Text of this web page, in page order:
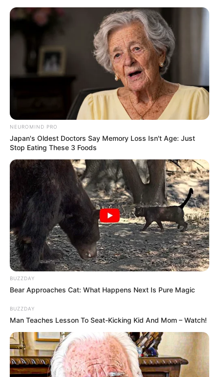
NEUROMIND PRO
Japan's Oldest Doctors Say Memory Loss Isn't Age: Just
Stop Eating These 3 Foods
BUZZDAY
Bear Approaches Cat: What Happens Next Is Pure Magic
BUZZDAY
Man Teaches Lesson To Seat-Kicking Kid And Mom – Watch!